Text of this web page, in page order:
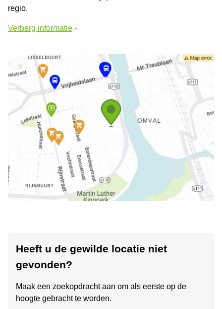
regio.
Verberg informatie
Heeft u de gewilde locatie niet
gevonden?
Maak een zoekopdracht aan om als eerste op de
hoogte gebracht te worden.